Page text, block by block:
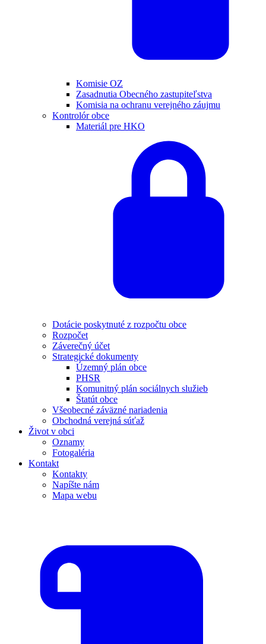
Komisie OZ
Zasadnutia Obecného zastupiteľstva
Komisia na ochranu verejného záujmu
Kontrolór obce
Materiál pre HKO
Dotácie poskytnuté z rozpočtu obce
Rozpočet
Záverečný účet
Strategické dokumenty
Územný plán obce
PHSR
Komunitný plán sociálnych služieb
Štatút obce
Všeobecné záväzné nariadenia
Obchodná verejná súťaž
Život v obci
Oznamy
Fotogaléria
Kontakt
Kontakty
Napíšte nám
Mapa webu